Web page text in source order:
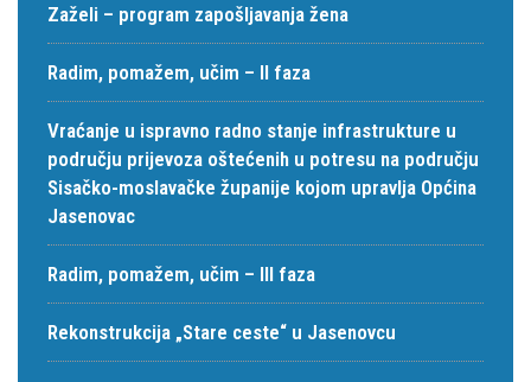
Zaželi – program zapošljavanja žena
Radim, pomažem, učim – II faza
Vraćanje u ispravno radno stanje infrastrukture u
području prijevoza oštećenih u potresu na području
Sisačko-moslavačke županije kojom upravlja Općina
Jasenovac
Radim, pomažem, učim – III faza
Rekonstrukcija „Stare ceste“ u Jasenovcu